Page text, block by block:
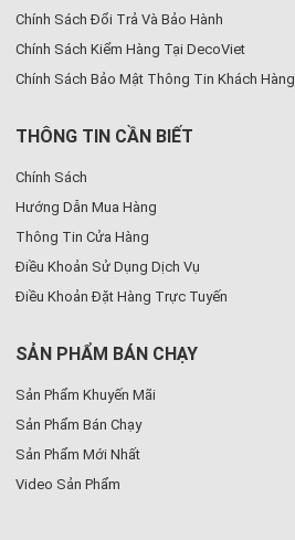
Chính Sách Đổi Trả Và Bảo Hành
Chính Sách Kiểm Hàng Tại DecoViet
Chính Sách Bảo Mật Thông Tin Khách Hàng
THÔNG TIN CẦN BIẾT
Chính Sách
Hướng Dẫn Mua Hàng
Thông Tin Cửa Hàng
Điều Khoản Sử Dụng Dịch Vụ
Điều Khoản Đặt Hàng Trực Tuyến
SẢN PHẨM BÁN CHẠY
Sản Phẩm Khuyến Mãi
Sản Phẩm Bán Chạy
Sản Phẩm Mới Nhất
Video Sản Phẩm